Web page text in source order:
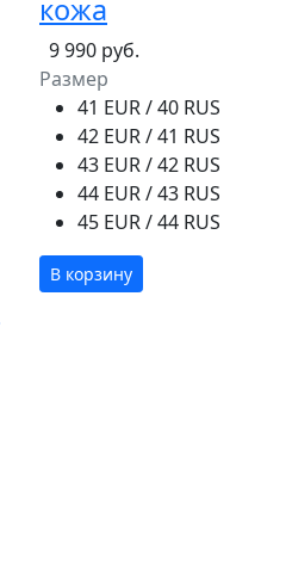
кожа
9 990 руб.
Размер
41 EUR / 40 RUS
42 EUR / 41 RUS
43 EUR / 42 RUS
44 EUR / 43 RUS
45 EUR / 44 RUS
В корзину